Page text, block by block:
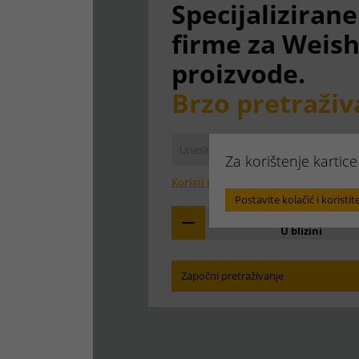
Za korištenje
Postavite kolačić i
Specijalizirane
firme za
proizvode.
Brzo
Koristi moju lokaciju
U blizini
Započni pretraživanje